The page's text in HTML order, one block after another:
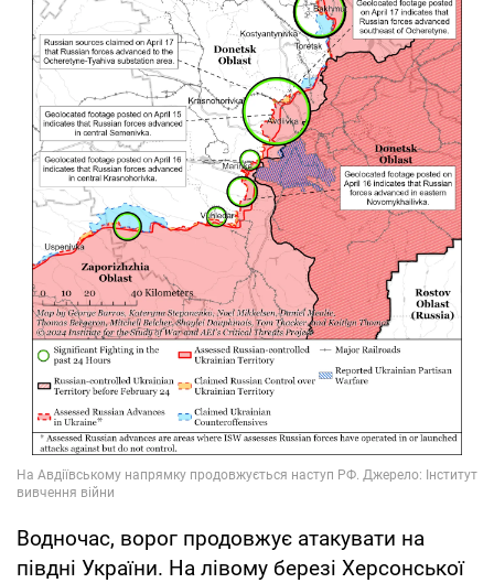
Водночас, ворог продовжує атакувати на
півдні України. На лівому березі Херсонської